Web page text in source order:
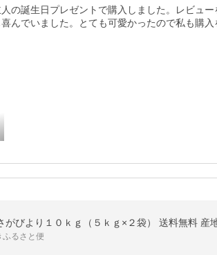
の誕生日プレゼントで購入しました。レビュ
んでいました。とても可愛かったので私も購
がびより１０ｋｇ（５ｋｇ×２袋） 送料無料
ふるさと便